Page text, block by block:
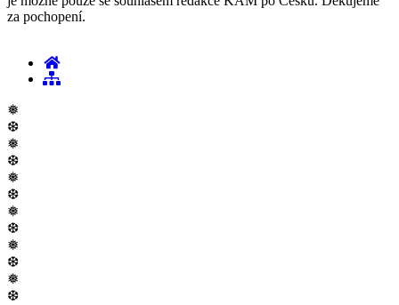
za pochopení.
❅
❆
❅
❆
❅
❆
❅
❆
❅
❆
❅
❆